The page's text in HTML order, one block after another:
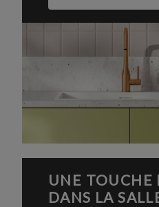
UNE TOUCHE
DANS LA